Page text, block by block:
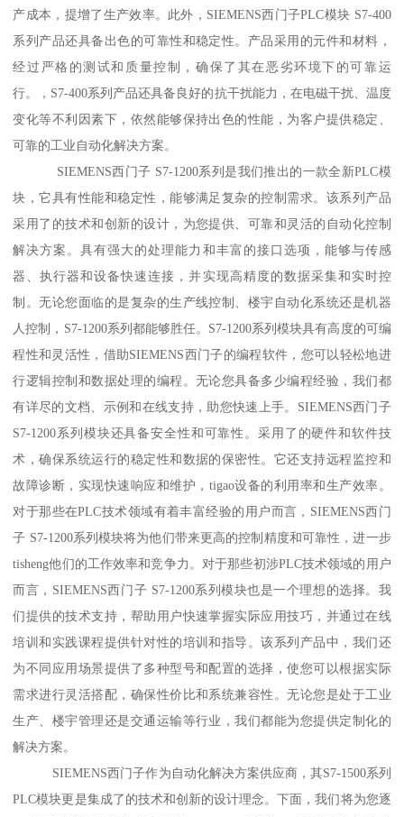
产成本，提增了生产效率。此外，SIEMENS西门子PLC模块 S7-400
系列产品还具备出色的可靠性和稳定性。产品采用的元件和材料，
经过严格的测试和质量控制，确保了其在恶劣环境下的可靠运
行。，S7-400系列产品还具备良好的抗干扰能力，在电磁干扰、温度
变化等不利因素下，依然能够保持出色的性能，为客户提供稳定、
可靠的工业自动化解决方案。
SIEMENS西门子 S7-1200系列是我们推出的一款全新PLC模
块，它具有性能和稳定性，能够满足复杂的控制需求。该系列产品
采用了的技术和创新的设计，为您提供、可靠和灵活的自动化控制
解决方案。具有强大的处理能力和丰富的接口选项，能够与传感
器、执行器和设备快速连接，并实现高精度的数据采集和实时控
制。无论您面临的是复杂的生产线控制、楼宇自动化系统还是机器
人控制，S7-1200系列都能够胜任。S7-1200系列模块具有高度的可编
程性和灵活性，借助SIEMENS西门子的编程软件，您可以轻松地进
行逻辑控制和数据处理的编程。无论您具备多少编程经验，我们都
有详尽的文档、示例和在线支持，助您快速上手。SIEMENS西门子
S7-1200系列模块还具备安全性和可靠性。采用了的硬件和软件技
术，确保系统运行的稳定性和数据的保密性。它还支持远程监控和
故障诊断，实现快速响应和维护，tigao设备的利用率和生产效率。
对于那些在PLC技术领域有着丰富经验的用户而言，SIEMENS西门
子 S7-1200系列模块将为他们带来更高的控制精度和可靠性，进一步
tisheng他们的工作效率和竞争力。对于那些初涉PLC技术领域的用户
而言，SIEMENS西门子 S7-1200系列模块也是一个理想的选择。我
们提供的技术支持，帮助用户快速掌握实际应用技巧，并通过在线
培训和实践课程提供针对性的培训和指导。该系列产品中，我们还
为不同应用场景提供了多种型号和配置的选择，使您可以根据实际
需求进行灵活搭配，确保性价比和系统兼容性。无论您是处于工业
生产、楼宇管理还是交通运输等行业，我们都能为您提供定制化的
解决方案。
SIEMENS西门子作为自动化解决方案供应商，其S7-1500系列
PLC模块更是集成了的技术和创新的设计理念。下面，我们将为您逐